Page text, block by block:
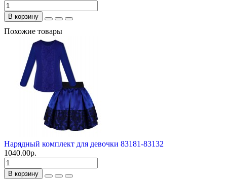
В корзину
Похожие товары
Нарядный комплект для девочки 83181-83132
1040.00р.
В корзину